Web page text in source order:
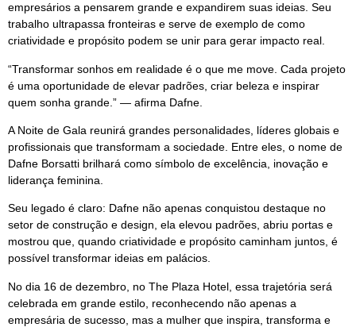
empresários a pensarem grande e expandirem suas ideias. Seu
trabalho ultrapassa fronteiras e serve de exemplo de como
criatividade e propósito podem se unir para gerar impacto real.
“Transformar sonhos em realidade é o que me move. Cada projeto
é uma oportunidade de elevar padrões, criar beleza e inspirar
quem sonha grande.” — afirma Dafne.
A Noite de Gala reunirá grandes personalidades, líderes globais e
profissionais que transformam a sociedade. Entre eles, o nome de
Dafne Borsatti brilhará como símbolo de excelência, inovação e
liderança feminina.
Seu legado é claro: Dafne não apenas conquistou destaque no
setor de construção e design, ela elevou padrões, abriu portas e
mostrou que, quando criatividade e propósito caminham juntos, é
possível transformar ideias em palácios.
No dia 16 de dezembro, no The Plaza Hotel, essa trajetória será
celebrada em grande estilo, reconhecendo não apenas a
empresária de sucesso, mas a mulher que inspira, transforma e